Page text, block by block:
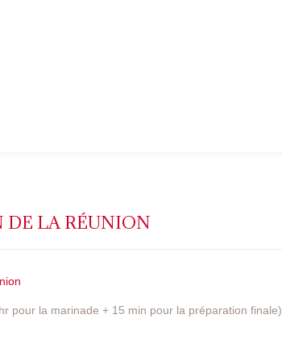
DE LA RÉUNION
pour la marinade + 15 min pour la préparation finale)